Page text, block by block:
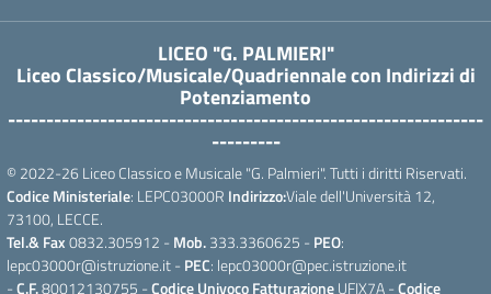
LICEO "G. PALMIERI"
Liceo Classico/Musicale/Quadriennale con Indirizzi di
Potenziamento
--------------------------------------------------------------
---------
© 2022-26 Liceo Classico e Musicale "G. Palmieri". Tutti i diritti Riservati.
Codice Ministeriale: LEPC03000R Indirizzo:Viale dell'Università 12,
73100, LECCE.
Tel.& Fax0832.305912 - Mob.333.3360625 - PEO:
lepc03000r@istruzione.it - PEC: lepc03000r@pec.istruzione.it
-C.F.80012130755 -Codice Univoco FatturazioneUFIX7A -Codice